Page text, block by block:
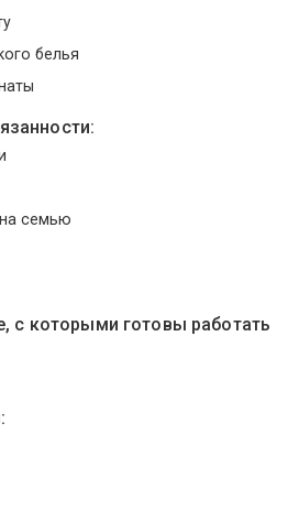
белья
семью
с которыми готовы работать